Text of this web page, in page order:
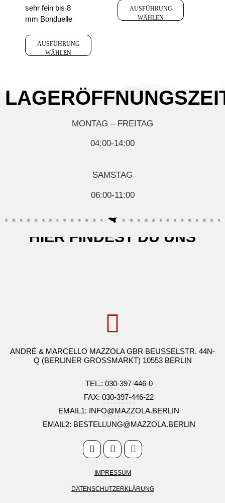
sehr fein bis 8
mm Bonduelle
AUSFÜHRUNG
WÄHLEN
AUSFÜHRUNG
WÄHLEN
MONTAG – FREITAG
04:00-14:00
SAMSTAG
06:00-11:00
HIER FINDEST DU UNS
ANDRÉ & MARCELLO MAZZOLA GBR BEUSSELSTR. 44N-
Q (BERLINER GROSSMARKT) 10553 BERLIN
TEL.: 030-397-446-0
FAX: 030-397-446-22
EMAIL1: INFO@MAZZOLA.BERLIN
EMAIL2: BESTELLUNG@MAZZOLA.BERLIN
IMPRESSUM
DATENSCHUTZERKLÄRUNG